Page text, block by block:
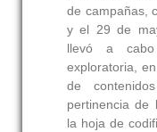
de campañas,
y el 29 de
llevó a
exploratoria,
de
pertinencia de
la hoja de